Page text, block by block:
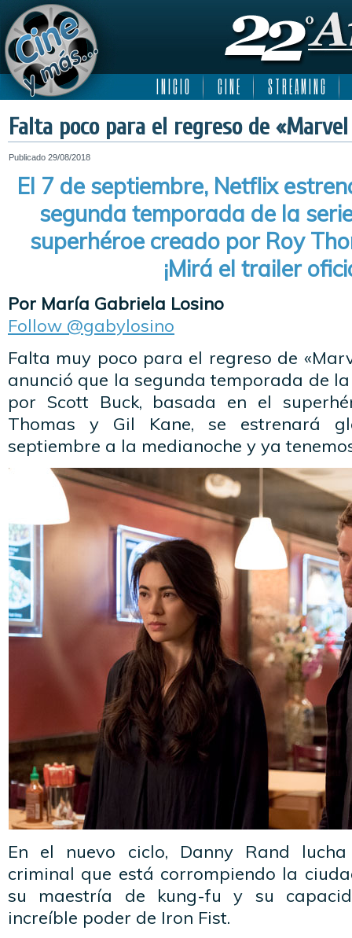
I N I C I O C I N E S T R E A M I N G
Falta poco para el regreso de
Publicado 29/08/2018
El 7 de septiembre, Netflix
segunda temporada de la
superhéroe creado por Roy
¡Mirá el trailer
Por María Gabriela Losino
Follow @gabylosino
Falta muy poco para el regreso de
anunció que la segunda temporada de
por Scott Buck, basada en el
Thomas y Gil Kane, se estrenará
septiembre a la medianoche y ya
En el nuevo ciclo, Danny Rand
criminal que está corrompiendo la
su maestría de kung-fu y su
increíble poder de Iron Fist.